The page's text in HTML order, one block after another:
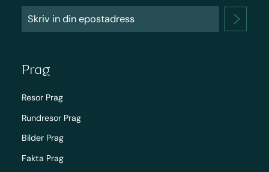
Prag
Resor Prag
Rundresor Prag
Bilder Prag
Fakta Prag